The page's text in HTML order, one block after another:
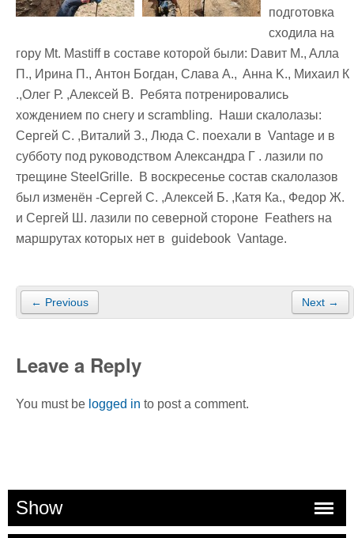
подготовка
сходила на
гору Mt. Mastiff в составе которой были: Dавит M., Aлла
П., Ирина П., Антон Богдан, Слава A., Aнна K., Михаил К
.,Oлег Р. ,Алексей В. Ребята потренировались
хождением по снегу и scrambling. Наши скалолазы:
Сергей С. ,Виталий З., Люда С. поехали в Vantage и в
субботу под руководством Александра Г . лазили по
трещине SteelGrille. В воскресенье состав скалолазов
был изменён -Сергей С. ,Алексей Б. ,Катя Ка., Федор Ж.
и Сергей Ш. лазили по северной стороне Feathers на
маршрутах которых нет в guidebook Vantage.
← Previous Next →
Leave a Reply
You must be logged in to post a comment.
Show